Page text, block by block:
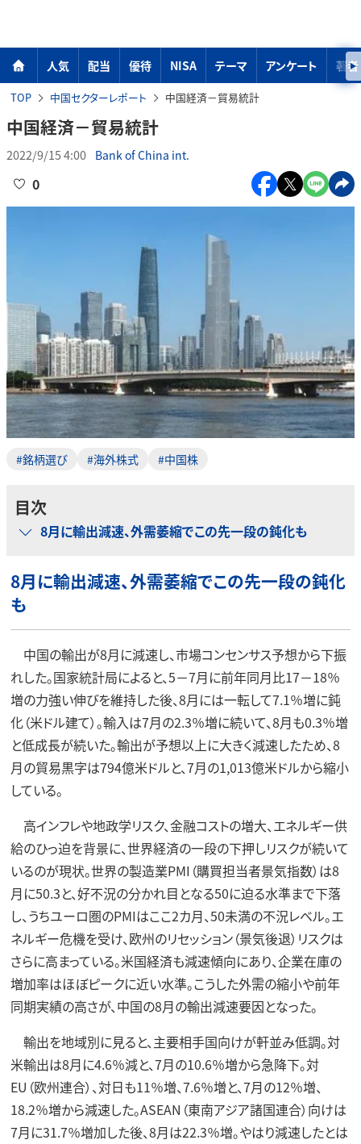
人気 配当 優待 NISA テーマ アンケート 著者
TOP 中国セクターレポート 中国経済－貿易統計
中国経済－貿易統計
2022/9/15 4:00 Bank of China int.
0
#銘柄選び #海外株式 #中国株
目次
8月に輸出減速、外需萎縮でこの先一段の鈍化も
8月に輸出減速、外需萎縮でこの先一段の鈍化
も
中国の輸出が8月に減速し、市場コンセンサス予想から下振
れした。国家統計局によると、5－7月に前年同月比17－18％
増の力強い伸びを維持した後、8月には一転して7.1％増に鈍
化（米ドル建て）。輸入は7月の2.3％増に続いて、8月も0.3％増
と低成長が続いた。輸出が予想以上に大きく減速したため、8
月の貿易黒字は794億米ドルと、7月の1,013億米ドルから縮小
している。
高インフレや地政学リスク、金融コストの増大、エネルギー供
給のひっ迫を背景に、世界経済の一段の下押しリスクが続いて
いるのが現状。世界の製造業PMI（購買担当者景気指数）は8
月に50.3と、好不況の分かれ目となる50に迫る水準まで下落
し、うちユーロ圏のPMIはここ2カ月、50未満の不況レベル。エ
ネルギー危機を受け、欧州のリセッション（景気後退）リスクは
さらに高まっている。米国経済も減速傾向にあり、企業在庫の
増加率はほぼピークに近い水準。こうした外需の縮小や前年
同期実績の高さが、中国の8月の輸出減速要因となった。
輸出を地域別に見ると、主要相手国向けが軒並み低調。対
米輸出は8月に4.6％減と、7月の10.6％増から急降下。対
EU（欧州連合）、対日も11％増、7.6％増と、7月の12％増、
18.2％増から減速した。ASEAN（東南アジア諸国連合）向けは
7月に31.7％増加した後、8月は22.3％増。やはり減速したとは